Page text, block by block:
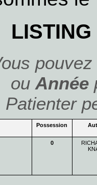
ou Année
Patienter
Possession
0